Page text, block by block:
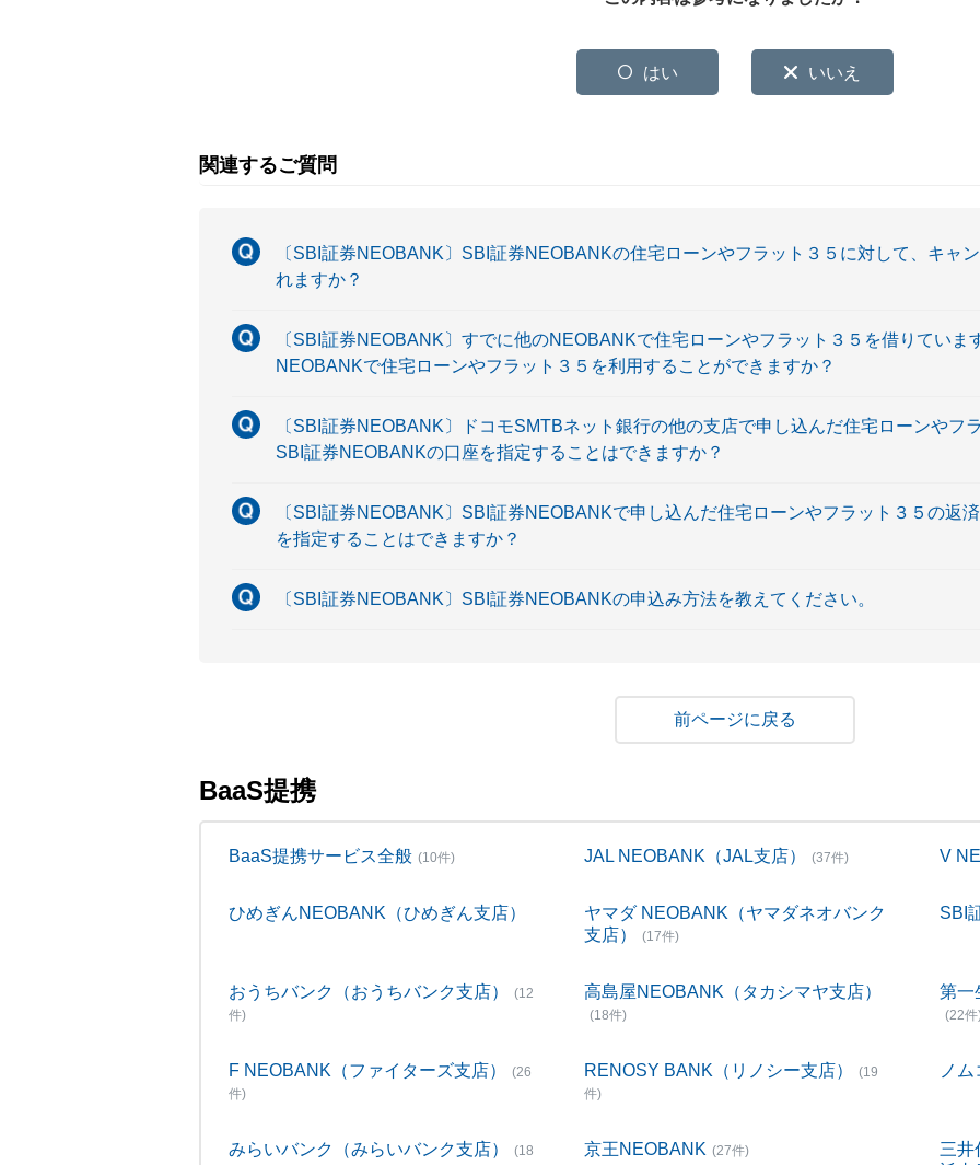
はい いいえ
関連するご質問
〔SBI証券NEOBANK〕SBI証券NEOBANKの住宅ローンやフラット３５に対して、キャ
れますか？
〔SBI証券NEOBANK〕すでに他のNEOBANKで住宅ローンやフラット３５を借りていま
NEOBANKで住宅ローンやフラット３５を利用することができますか？
〔SBI証券NEOBANK〕ドコモSMTBネット銀行の他の支店で申し込んだ住宅ローンやフ
SBI証券NEOBANKの口座を指定することはできますか？
〔SBI証券NEOBANK〕SBI証券NEOBANKで申し込んだ住宅ローンやフラット３５の返
を指定することはできますか？
〔SBI証券NEOBANK〕SBI証券NEOBANKの申込み方法を教えてください。
戻る
BaaS提携
BaaS提携サービス全般 (10件) JAL NEOBANK（JAL支店） (37件) V
ひめぎんNEOBANK（ひめぎん支店）
ヤマダ NEOBANK（ヤマダネオバンク
支店）
(17件)
SBI
おうちバンク（おうちバンク支店）
(12
件)
高島屋NEOBANK（タカシマヤ支店）
(18件)
第一
(22件
F NEOBANK（ファイターズ支店）
(26
件)
RENOSY BANK（リノシー支店）
(19
件)
ノ
みらいバンク（みらいバンク支店） (18 京王NEOBANK (27件)
三井